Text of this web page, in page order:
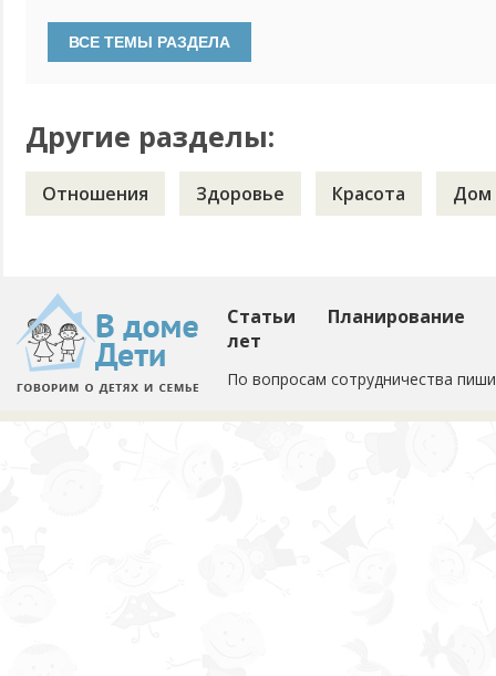
что это лишняя трата денег, что есть много хороших
бы и не против, но все равно это же еще один ребеночек,
Другие разделы:
Отношения Здоровье Красота Дом
Статьи
Планирование
лет
По вопросам сотрудничества